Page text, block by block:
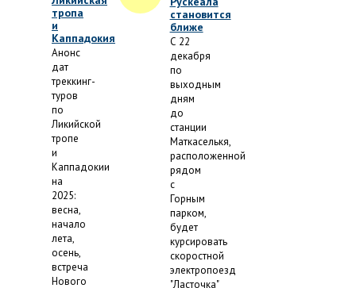
тропа
и
Каппадокия
Анонс
дат
треккинг-
туров
по
Ликийской
тропе
и
Каппадокии
на
2025:
весна,
начало
лета,
осень,
встреча
Нового
становится
ближе
С 22
декабря
по
выходным
дням
до
станции
Маткаселькя,
расположенной
рядом
с
Горным
парком,
будет
курсировать
скоростной
электропоезд
"Ласточка"